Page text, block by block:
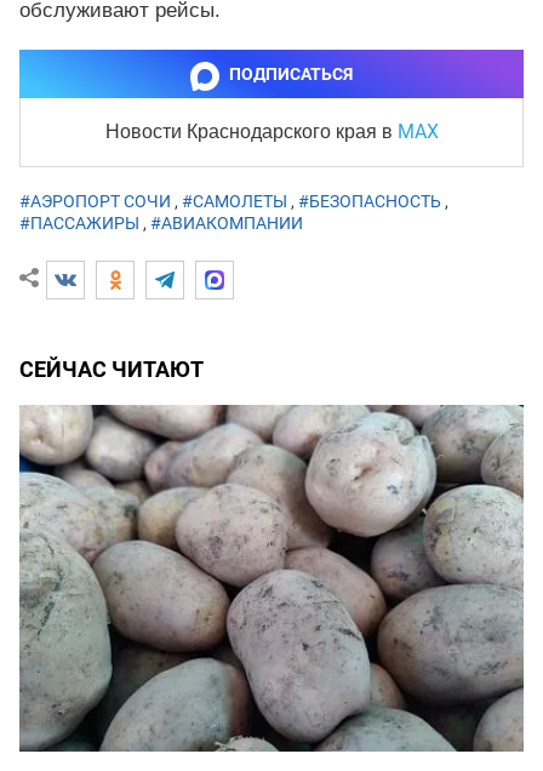
обслуживают рейсы.
ПОДПИСАТЬСЯ
Новости Краснодарского края в MAX
#АЭРОПОРТ СОЧИ , #САМОЛЕТЫ , #БЕЗОПАСНОСТЬ,
#ПАССАЖИРЫ , #АВИАКОМПАНИИ
СЕЙЧАС ЧИТАЮТ